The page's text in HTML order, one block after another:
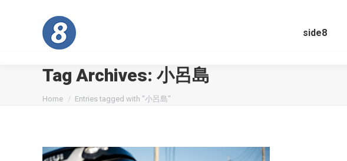
side8
Tag Archives: 小呂島
You are here:
Home Entries tagged with "小呂島"